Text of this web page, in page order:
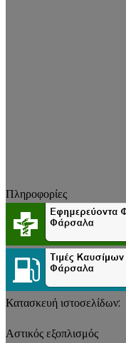
Πληροφορίες
Κατασκευή ιστοσελίδων:
Αστικός εξοπλισμός